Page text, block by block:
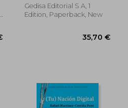
Gedisa Editorial S A, 1
Edition, Paperback, New